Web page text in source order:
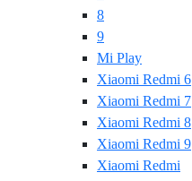
8
9
Mi Play
Xiaomi Redmi 6
Xiaomi Redmi 7
Xiaomi Redmi 8
Xiaomi Redmi 9
Xiaomi Redmi